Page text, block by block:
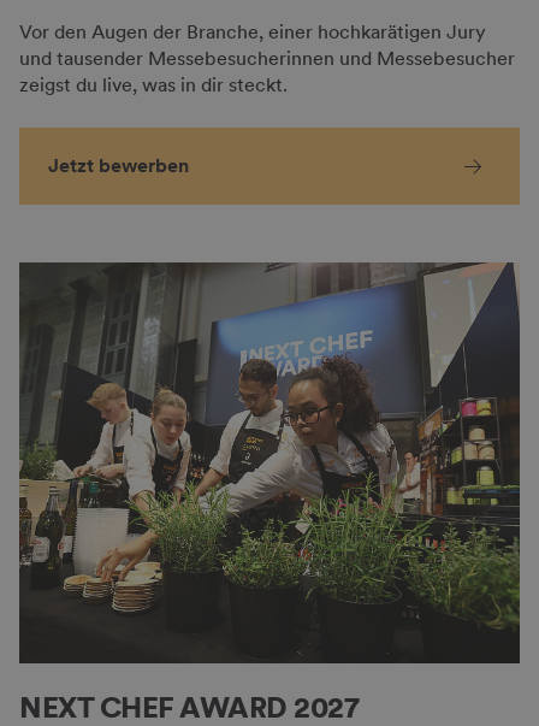
Vor den Augen der Branche, einer hochkarätigen Jury
und tausender Messebesucherinnen und Messebesucher
zeigst du live, was in dir steckt.
Jetzt bewerben
NEXT CHEF AWARD 2027